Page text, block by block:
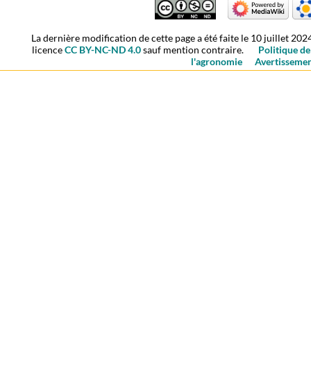
La dernière modification de cette page a été faite le 10 juillet
licenceCC BY-NC-ND 4.0sauf mention contraire.
Politique
l'agronomie